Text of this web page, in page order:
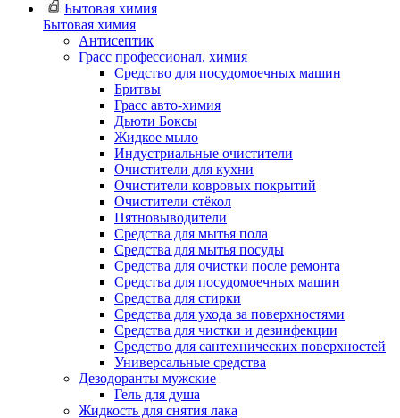
Бытовая химия
Бытовая химия
Антисептик
Грасс профессионал. химия
Cредство для посудомоечных машин
Бритвы
Грасс авто-химия
Дьюти Боксы
Жидкое мыло
Индустриальные очистители
Очистители для кухни
Очистители ковровых покрытий
Очистители стёкол
Пятновыводители
Средства для мытья пола
Средства для мытья посуды
Средства для очистки после ремонта
Средства для посудомоечных машин
Средства для стирки
Средства для ухода за поверхностями
Средства для чистки и дезинфекции
Средство для сантехнических поверхностей
Универсальные средства
Дезодоранты мужские
Гель для душа
Жидкость для снятия лака